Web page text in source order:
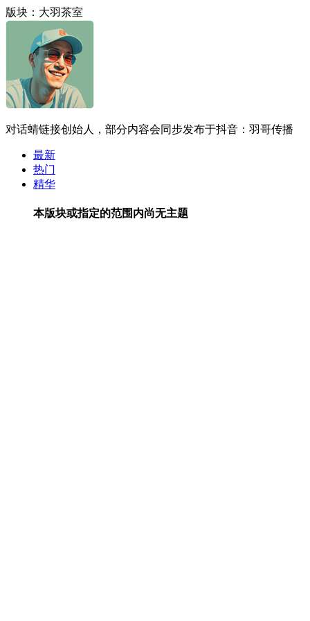
版块：大羽茶室
对话蜻链接创始人，部分内容会同步发布于抖音：羽哥传播
最新
热门
精华
本版块或指定的范围内尚无主题